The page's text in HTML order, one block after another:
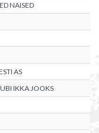
NAISED
AS
IKKA JOOKS